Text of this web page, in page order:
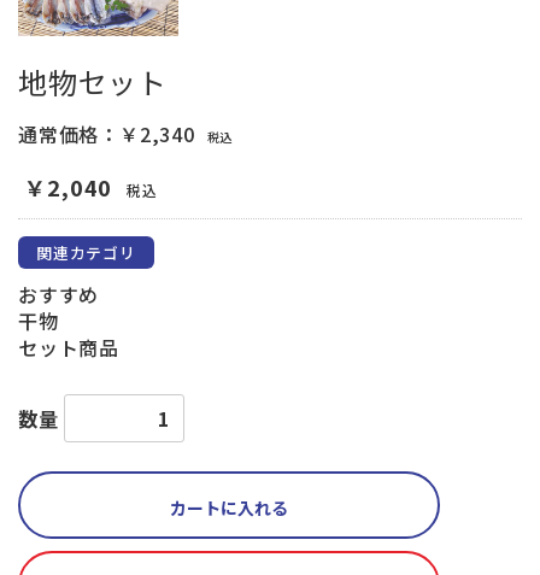
地物セット
通常価格：￥2,340 税込
￥2,040 税込
関連カテゴリ
おすすめ
干物
セット商品
数量
カートに入れる